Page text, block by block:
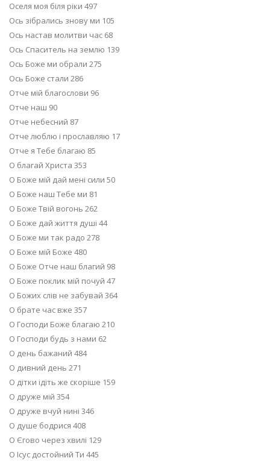
Оселя моя біля ріки 497
Ось зібрались знову ми 105
Ось настав молитви час 68
Ось Спаситель на землю 139
Ось Боже ми обрали 275
Ось Боже стали 286
Отче мій благослови 96
Отче наш 90
Отче небесний 87
Отче люблю і прославляю 17
Отче я Тебе благаю 85
О благай Христа 353
О Боже мій дай мені сили 50
О Боже наш Тебе ми 81
О Боже Твій вогонь 262
О Боже дай життя душі 44
О Боже ми так радо 278
О Боже мій Боже 480
О Боже Отче наш благий 98
О Боже поклик мій почуй 47
О Божих слів не забувай 364
О брате час вже 357
О Господи Боже благаю 210
О Господи будь з нами 62
О день бажаний 484
О дивний день 271
О дітки ідіть же скоріше 159
О друже мій 354
О друже вчуй нині 346
О душе бодрися 408
О Єгово через хвилі 129
О Ісус достойний Ти 445